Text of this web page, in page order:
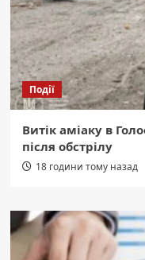
Події
Витік аміаку в
після обстрілу
18 години тому назад